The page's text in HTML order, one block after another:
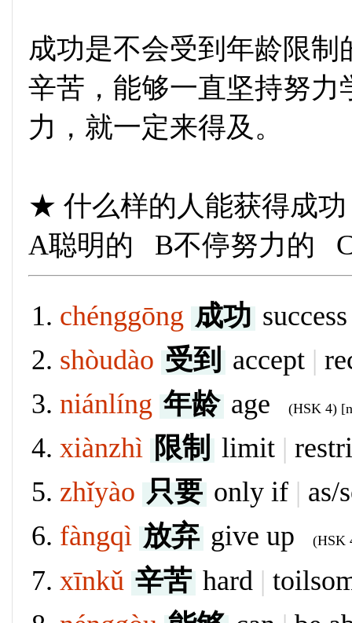
成功是不会受到年龄限
辛苦，能够一直坚持努
力，就一定来得及。
★ 什么样的人能获得成功
A聪明的 B不停努力的
chénggōng 成功
shòudào 受到 accept |
niánlíng 年龄 age (HSK 4)
xiànzhì 限制 limit |
zhǐyào 只要 only if | as/
fàngqì 放弃 give up (HSK
xīnkǔ 辛苦 hard |